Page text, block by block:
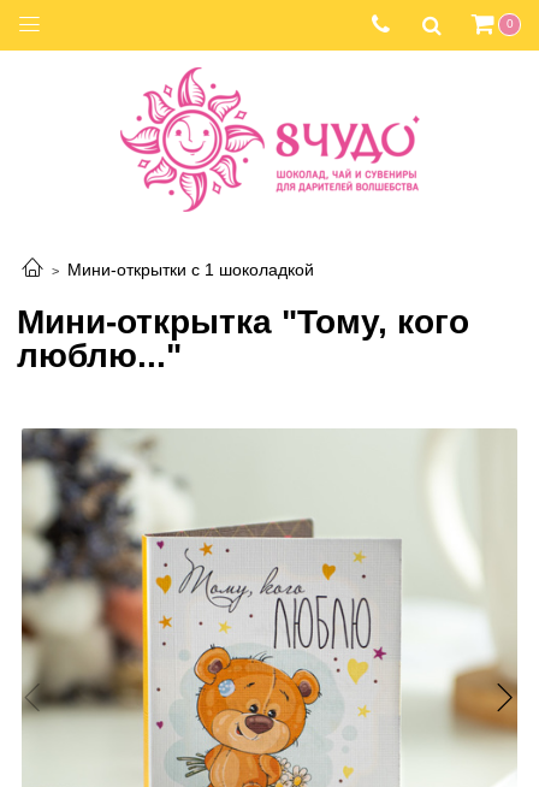
0
Мини-открытки с 1 шоколадкой
Мини-открытка "Тому, кого
люблю..."